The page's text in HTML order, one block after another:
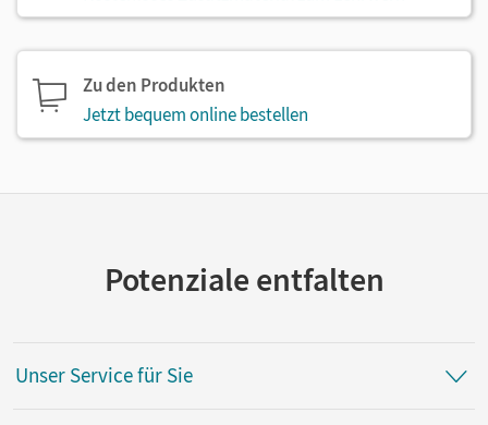
Zu den Produkten
Jetzt bequem online bestellen
Potenziale entfalten
Unser Service für Sie